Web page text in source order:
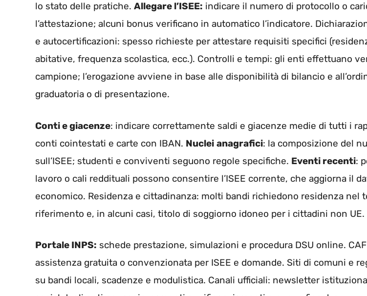
lo stato delle pratiche. Allegare l’ISEE: indicare il numero di protocollo o
l’attestazione; alcuni bonus verificano in automatico l’indicatore.
e autocertificazioni: spesso richieste per attestare requisiti specifici
abitative, frequenza scolastica, ecc.). Controlli e tempi: gli enti effettuano
campione; l’erogazione avviene in base alle disponibilità di bilancio e
graduatoria o di presentazione.
Conti e giacenze: indicare correttamente saldi e giacenze medie di tutti i
conti cointestati e carte con IBAN. Nuclei anagrafici: la composizione del
sull’ISEE; studenti e conviventi seguono regole specifiche. Eventi recenti:
lavoro o cali reddituali possono consentire l’ISEE corrente, che aggiorna il
economico. Residenza e cittadinanza: molti bandi richiedono residenza nel
riferimento e, in alcuni casi, titolo di soggiorno idoneo per i cittadini non UE.
Portale INPS: schede prestazione, simulazioni e procedura DSU online.
assistenza gratuita o convenzionata per ISEE e domande. Siti di comuni e
su bandi locali, scadenze e modulistica. Canali ufficiali: newsletter